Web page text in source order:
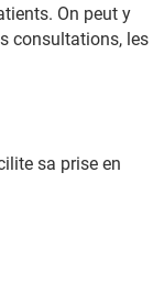
On peut y
consultations, les
sa prise en